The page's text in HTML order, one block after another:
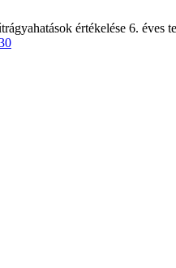
értékelése 6. éves